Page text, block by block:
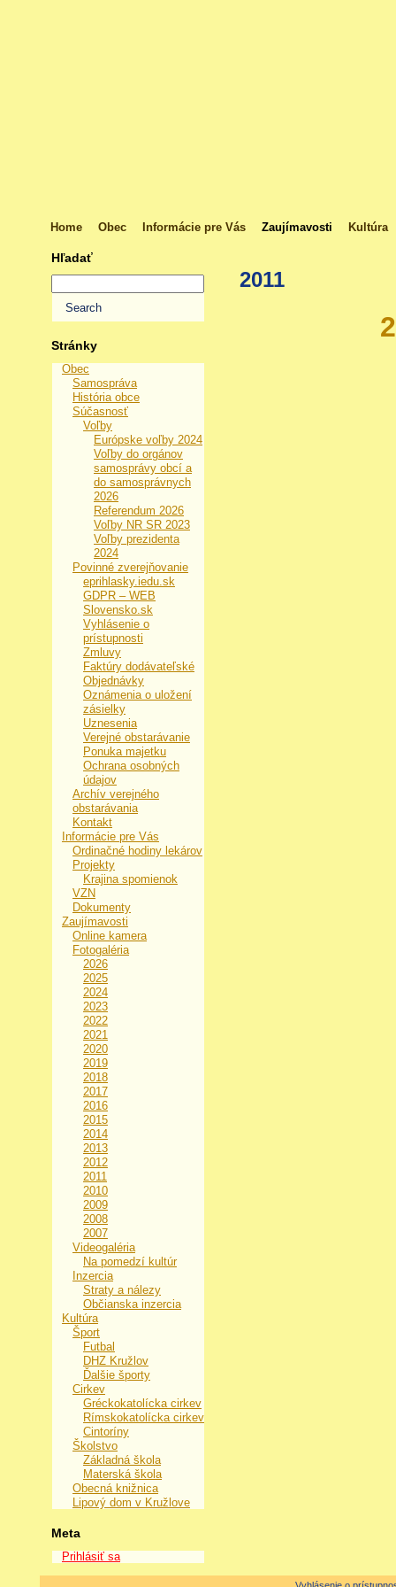
Home Obec Informácie pre Vás Zaujímavosti Kultúra
Hľadať
Stránky
Obec
Samospráva
História obce
Súčasnosť
Voľby
Európske voľby 2024
Voľby do orgánov
samosprávy obcí a
do samosprávnych
2026
Referendum 2026
Voľby NR SR 2023
Voľby prezidenta
2024
Povinné zverejňovanie
eprihlasky.iedu.sk
GDPR – WEB
Slovensko.sk
Vyhlásenie o
prístupnosti
Zmluvy
Faktúry dodávateľské
Objednávky
Oznámenia o uložení
zásielky
Uznesenia
Verejné obstarávanie
Ponuka majetku
Ochrana osobných
údajov
Archív verejného
obstarávania
Kontakt
Informácie pre Vás
Ordinačné hodiny lekárov
Projekty
Krajina spomienok
VZN
Dokumenty
Zaujímavosti
Online kamera
Fotogaléria
2026
2025
2024
2023
2022
2021
2020
2019
2018
2017
2016
2015
2014
2013
2012
2011
2010
2009
2008
2007
Videogaléria
Na pomedzí kultúr
Inzercia
Straty a nálezy
Občianska inzercia
Kultúra
Šport
Futbal
DHZ Kružlov
Ďalšie športy
Cirkev
Gréckokatolícka cirkev
Rímskokatolícka cirkev
Cintoríny
Školstvo
Základná škola
Materská škola
Obecná knižnica
Lipový dom v Kružlove
Meta
Prihlásiť sa
2011